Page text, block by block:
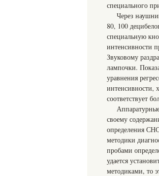
специального
Через
80, 100
специальную
интенсивности
Звуковому
лампочки.
уравнения
интенсивности,
соответствует
своему
определения
методики
пробами
удается
методиками, то